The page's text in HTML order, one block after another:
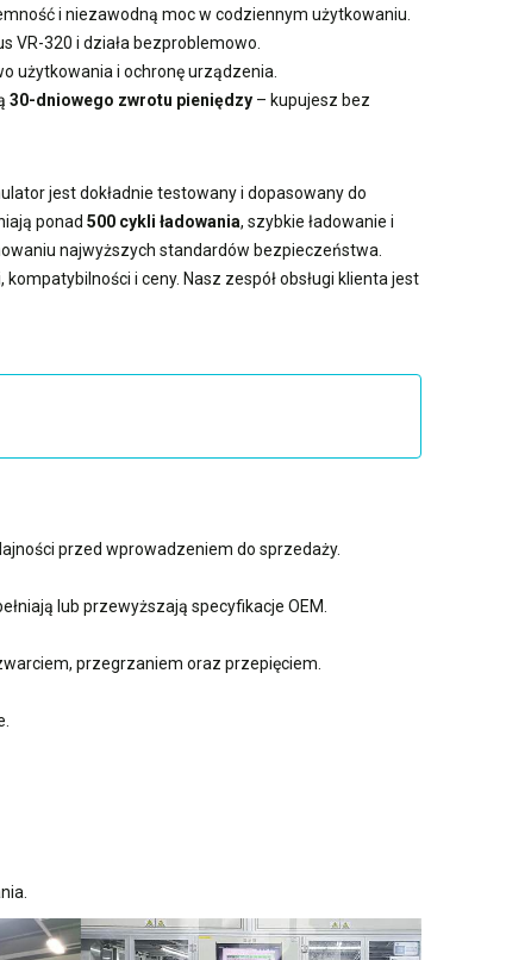
i niezawodną moc w codziennym użytkowaniu.
VR-320 i działa bezproblemowo.
użytkowania i ochronę urządzenia.
30-dniowego zwrotu pieniędzy – kupujesz bez
jest dokładnie testowany i dopasowany do
ponad 500 cykli ładowania, szybkie ładowanie i
najwyższych standardów bezpieczeństwa.
i ceny. Nasz zespół obsługi klienta jest
przed wprowadzeniem do sprzedaży.
lub przewyższają specyfikacje OEM.
przegrzaniem oraz przepięciem.